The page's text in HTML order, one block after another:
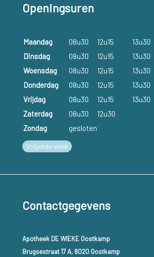
Openingsuren
Maandag 08u30 12u15 13u30
Dinsdag
08u30 12u15 13u30
Woensdag
08u30 12u15 13u30
Donderdag
08u30 12u15 13u30
Vrijdag
08u30 12u15 13u30
Zaterdag
08u30
12u30
Zondag
gesloten
Volgende week
Contactgegevens
Apotheek DE WIEKE Oostkamp
Brugsestraat 17 A, 8020 Oostkamp